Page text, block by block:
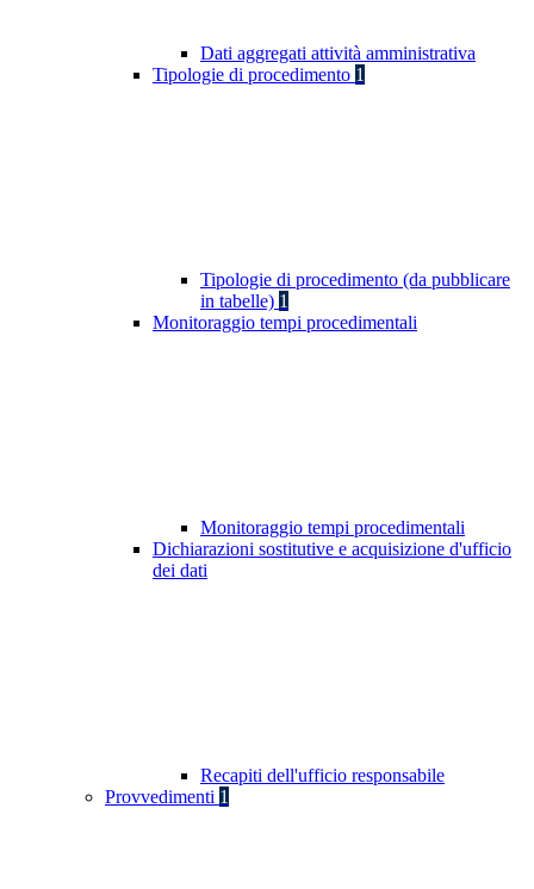
Dati aggregati attività amministrativa
Tipologie di procedimento 1
Tipologie di procedimento (da pubblicare
in tabelle) 1
Monitoraggio tempi procedimentali
Monitoraggio tempi procedimentali
Dichiarazioni sostitutive e acquisizione d'ufficio
dei dati
Recapiti dell'ufficio responsabile
Provvedimenti 1